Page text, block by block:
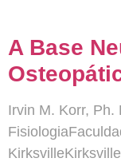
A Base
Irvin M. Korr, Ph.